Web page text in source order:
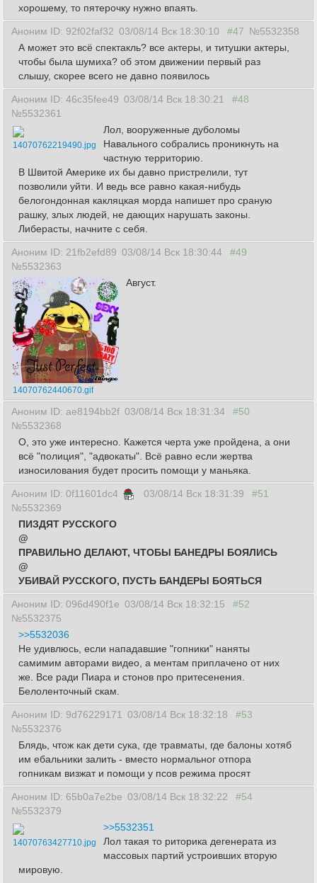
хорошему, то пятерочку нужно впаять.
Аноним ID: 92f02faf32 03/08/14 Вск 18:30:10 #47 №5532358
А может это всё спектакль? все актеры, и титушки актеры,
чтобы была шумиха? об этом движении первый раз
слышу, скорее всего не давно появилось
Аноним ID: 46c35fee49 03/08/14 Вск 18:30:21
#48
№5532361
14070762219490.jpg
Лол, вооруженные дуболомы
Навального собрались проникнуть на
частную территорию.
В Швитой Америке их бы давно пристрелили, тут
позволили уйти. И ведь все равно какая-нибудь
белогондонная какляцкая морда напишет про сраную
рашку, злых людей, не дающих нарушать законы.
Либерасты, начните с себя.
Аноним ID: 21fb2efd89 03/08/14 Вск 18:30:44
#49
№5532363
14070762440670.gif
Август.
Аноним ID: ae8194bb2f 03/08/14 Вск 18:31:34
#50
№5532368
О, это уже интересно. Кажется черта уже пройдена, а они
всё "полиция", "адвокаты". Всё равно если жертва
износилования будет просить помощи у маньяка.
Аноним ID: 0f11601dc4 03/08/14 Вск 18:31:39
#51
№5532369
ПИЗДЯТ РУССКОГО
@
ПРАВИЛЬНО ДЕЛАЮТ, ЧТОБЫ БАНЕДРЫ БОЯЛИСЬ
@
УБИВАЙ РУССКОГО, ПУСТЬ БАНДЕРЫ БОЯТЬСЯ
Аноним ID: 096d490f1e 03/08/14 Вск 18:32:15
#52
№5532375
>>5532036
Не удивлюсь, если нападавшие "гопники" наняты
самимим авторами видео, а ментам приплачено от них
же. Все ради Пиара и стонов про притесенения.
Белоленточный скам.
Аноним ID: 9d76229171 03/08/14 Вск 18:32:18
#53
№5532376
Блядь, чтож как дети сука, где травматы, где балоны хотяб
им ебальники залить - вместо нормальног отпора
гопникам визжат и помощи у псов режима просят
Аноним ID: 65b0a7e2be 03/08/14 Вск 18:32:22
#54
№5532379
14070763427710.jpg
>>5532351
Лол такая то риторика дегенерата из
массовых партий устроивших вторую
мировую.